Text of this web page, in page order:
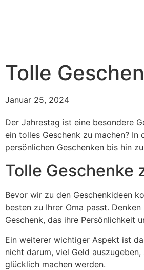
Tolle
Januar 25, 2024
Der Jahrestag ist eine besondere
ein tolles Geschenk zu machen?
persönlichen Geschenken bis hin
Tolle Geschenke
Bevor wir zu den Geschenkideen
besten zu Ihrer Oma passt.
Geschenk, das ihre Persönlichkeit
Ein weiterer wichtiger Aspekt ist
nicht darum, viel Geld auszugeben,
glücklich machen werden.